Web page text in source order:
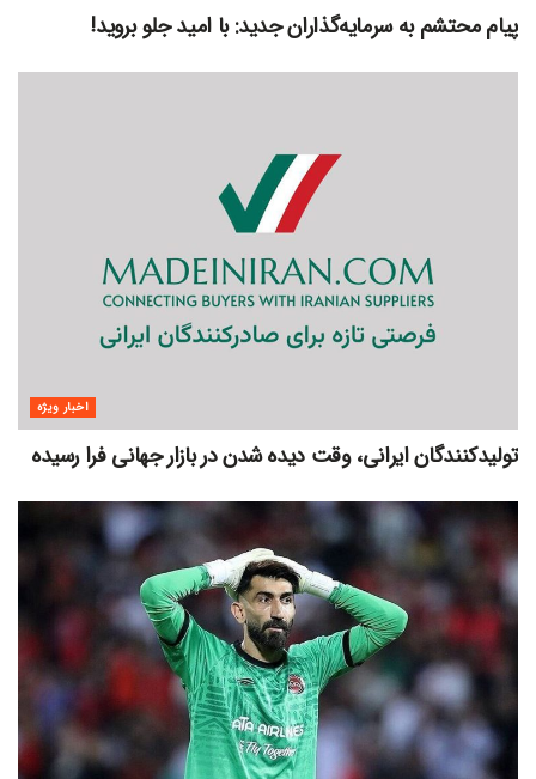
پیام محتشم به سرمایه‌گذاران جدید: با امید جلو بروید!
اخبار ویژه
تولیدکنندگان ایرانی، وقت دیده شدن در بازار جهانی فرا رسیده